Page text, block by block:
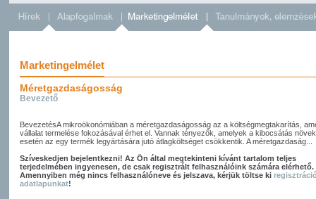
Marketingelmélet
Méretgazdaságosság
Bevezető
BevezetésA mikroökonómiában a méretgazdaságosság az a költségmegtakarítás,
vállalat termelése fokozásával érhet el. Vannak tényezők, amelyek a kibocsátás
esetén az egy termék legyártására jutó átlagköltséget csökkentik. A méretgazdaság...
Szíveskedjen bejelentkezni! Az Ön által megtekinteni kívánt tartalom teljes
terjedelmében ingyenesen, de csak regisztrált felhasználóink számára elérhető.
Amennyiben még nincs felhasználóneve és jelszava, kérjük töltse ki
adatlapunkat!